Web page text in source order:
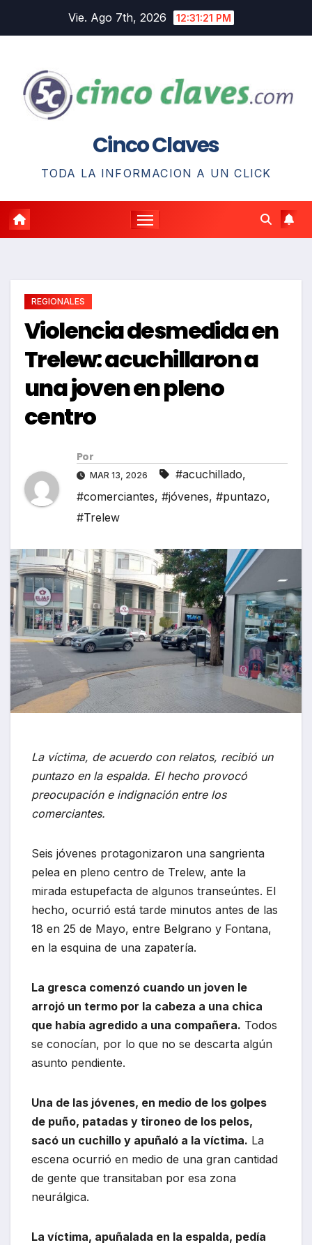
Vie. Ago 7th, 2026 12:31:22 PM
Cinco Claves
TODA LA INFORMACION A UN CLICK
REGIONALES
Violencia desmedida en
Trelew: acuchillaron a
una joven en pleno
centro
Por
MAR 13, 2026 #acuchillado,
#comerciantes, #jóvenes, #puntazo,
#Trelew
La víctima, de acuerdo con relatos, recibió un
puntazo en la espalda. El hecho provocó
preocupación e indignación entre los
comerciantes.
Seis jóvenes protagonizaron una sangrienta
pelea en pleno centro de Trelew, ante la
mirada estupefacta de algunos transeúntes. El
hecho, ocurrió está tarde minutos antes de las
18 en 25 de Mayo, entre Belgrano y Fontana,
en la esquina de una zapatería.
La gresca comenzó cuando un joven le
arrojó un termo por la cabeza a una chica
que había agredido a una compañera. Todos
se conocían, por lo que no se descarta algún
asunto pendiente.
Una de las jóvenes, en medio de los golpes
de puño, patadas y tironeo de los pelos,
sacó un cuchillo y apuñaló a la víctima. La
escena ocurrió en medio de una gran cantidad
de gente que transitaban por esa zona
neurálgica.
La víctima, apuñalada en la espalda, pedía